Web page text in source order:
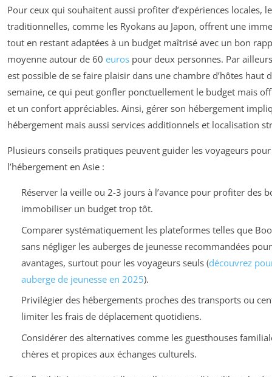
Pour ceux qui souhaitent aussi profiter d’expériences locales,
traditionnelles, comme les Ryokans au Japon, offrent une
tout en restant adaptées à un budget maîtrisé avec un bon
moyenne autour de 60 euros pour deux personnes. Par
est possible de se faire plaisir dans une chambre d’hôtes haut
semaine, ce qui peut gonfler ponctuellement le budget mais
et un confort appréciables. Ainsi, gérer son hébergement
hébergement mais aussi services additionnels et localisation
Plusieurs conseils pratiques peuvent guider les voyageurs
l’hébergement en Asie :
Réserver la veille ou 2-3 jours à l’avance pour profiter des
immobiliser un budget trop tôt.
Comparer systématiquement les plateformes telles que
sans négliger les auberges de jeunesse recommandées
avantages, surtout pour les voyageurs seuls (découvrez
auberge de jeunesse en 2025).
Privilégier des hébergements proches des transports ou
limiter les frais de déplacement quotidiens.
Considérer des alternatives comme les guesthouses
chères et propices aux échanges culturels.